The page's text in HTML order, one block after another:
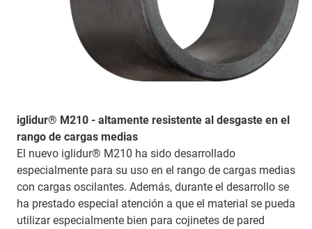
iglidur® M210 - altamente resistente al desgaste en el
rango de cargas medias
El nuevo iglidur® M210 ha sido desarrollado
especialmente para su uso en el rango de cargas medias
con cargas oscilantes. Además, durante el desarrollo se
ha prestado especial atención a que el material se pueda
utilizar especialmente bien para cojinetes de pared